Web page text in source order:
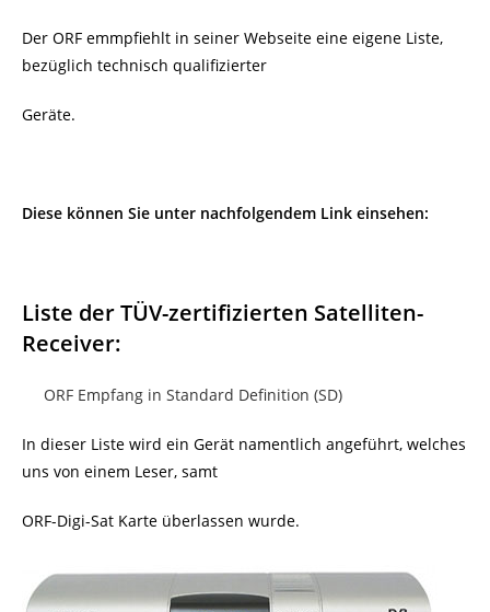
Der ORF emmpfiehlt in seiner Webseite eine eigene Liste,
bezüglich technisch qualifizierter
Geräte.
Diese können Sie unter nachfolgendem Link einsehen:
Liste der TÜV-zertifizierten Satelliten-
Receiver:
ORF Empfang in Standard Definition (SD)
In dieser Liste wird ein Gerät namentlich angeführt, welches
uns von einem Leser, samt
ORF-Digi-Sat Karte überlassen wurde.